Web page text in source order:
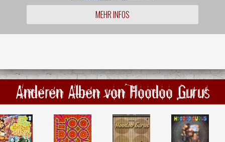
MEHR INFOS
Anderen Alben von Hoodoo Gurus